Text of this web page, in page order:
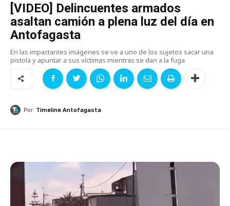
[VIDEO] Delincuentes armados
asaltan camión a plena luz del día en
Antofagasta
En las impactantes imágenes se ve a uno de los sujetos sacar una
pistola y apuntar a sus víctimas mientras se dan a la fuga
Por Timeline Antofagasta